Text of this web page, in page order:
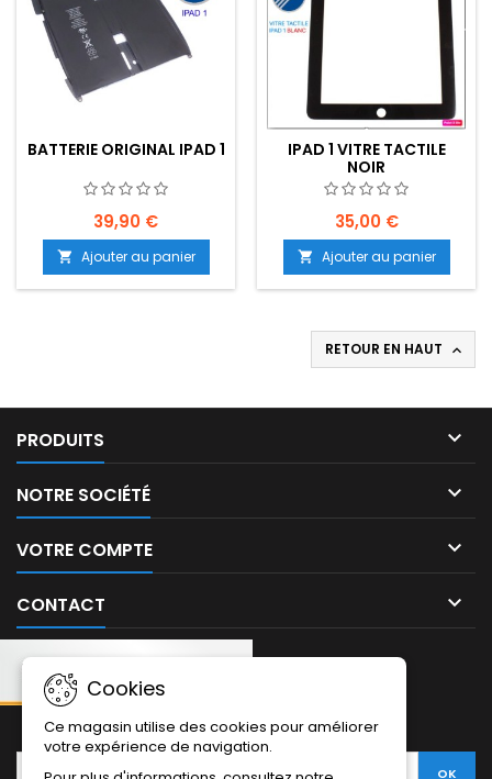
BATTERIE ORIGINAL IPAD 1
39,90 €
 Ajouter au panier
IPAD 1 VITRE TACTILE
NOIR
35,00 €
 Ajouter au panier
RETOUR EN HAUT 
PRODUITS 
NOTRE SOCIÉTÉ 
VOTRE COMPTE 
CONTACT 
Cookies
Ce magasin utilise des cookies pour améliorer
votre expérience de navigation.
NEWSLETTER: